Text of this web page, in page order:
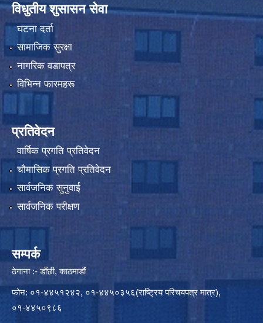
विधुतीय शुसासन सेवा
घटना दर्ता
सामाजिक सुरक्षा
नागरिक वडापत्र
विभिन्न फारमहरू
प्रतिवेदन
वार्षिक प्रगति प्रतिवेदन
चौमासिक प्रगति प्रतिवेदन
सार्वजनिक सुनुवाई
सार्वजनिक परीक्षण
सम्पर्क
ठेगाना :- डाँछी, काठमाडौं
फोन: ०१-४४५१२४२, ०१-४४५०३५६(राष्ट्रिय परिचयपत्र मात्र),
०१-४४५०९८६